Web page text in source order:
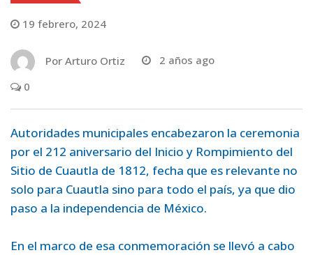
19 febrero, 2024
Por Arturo Ortiz
2 años ago
0
Autoridades municipales encabezaron la ceremonia
por el 212 aniversario del Inicio y Rompimiento del
Sitio de Cuautla de 1812, fecha que es relevante no
solo para Cuautla sino para todo el país, ya que dio
paso a la independencia de México.
En el marco de esa conmemoración se llevó a cabo